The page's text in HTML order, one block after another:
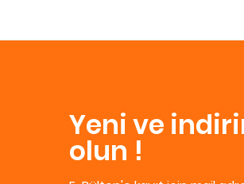
Yeni ve
olun !